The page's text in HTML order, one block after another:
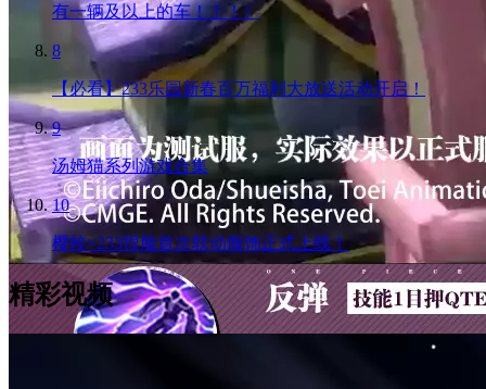
有一辆及以上的车！！！）
8
【必看】233乐园新春百万福利大放送活动开启！
9
汤姆猫系列游戏合集
10
樱校×233捏脸首次联动服饰正式上线！
精彩视频